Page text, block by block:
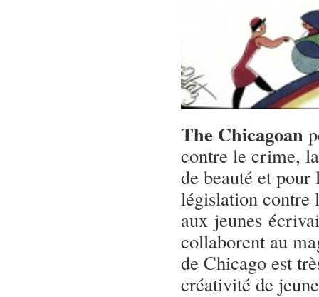
The Chicagoan
contre le crime,
de beauté et
législation contre
aux jeunes
collaborent au
de Chicago est
créativité de